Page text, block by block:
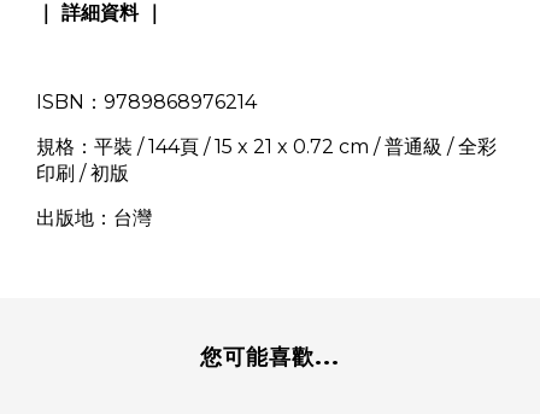
｜ 詳細資料 ｜
ISBN：9789868976214
規格：平裝 / 144頁 / 15 x 21 x 0.72 cm / 普通級 / 全彩
印刷 / 初版
出版地：台灣
您可能喜歡...